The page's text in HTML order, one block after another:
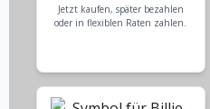
Jetzt kaufen, später bezahlen
oder in flexiblen Raten zahlen.